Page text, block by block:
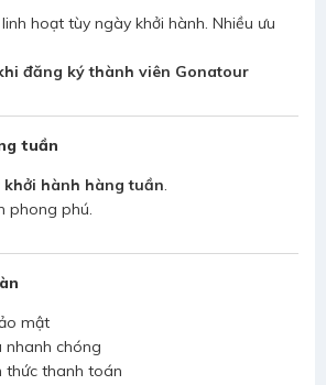
hoạt tùy ngày khởi hành. Nhiều ưu
đăng ký thành viên Gonatour
tuần
khởi hành hàng tuần
phong phú.
mật
nhanh chóng
thức thanh toán